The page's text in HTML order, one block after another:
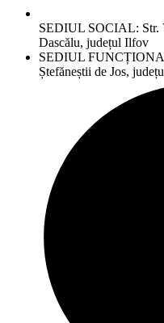
SEDIUL SOCIAL: Str.
Dascălu, județul Ilfov
SEDIUL
Ștefăneștii de Jos,